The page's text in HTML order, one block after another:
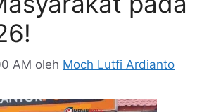
AM oleh Moch Lutfi Ardianto